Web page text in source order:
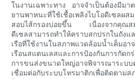
ในงานเฉพาะทาง อาจจำเป็นต้องมีมา
ยานพาหนะที่ใช้เชื้อเพลิงไบโอดีเซลผ
สอบไส้กรองบ่อยขึ้น เนื่องจากคุณสม
ดีเซลสามารถทำให้คราบสกปรกในถังแ
เรือที่ใช้งานในสภาพแวดล้อมน้ำเค็มอา
เรือนสแตนเลสและการป้องกันการกัด
การขนส่งขนาดใหญ่อาจพิจารณาระบบ
เชื่อมต่อกับระบบโทรมาติกเพื่อติดตามส